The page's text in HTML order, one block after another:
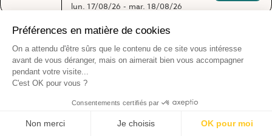
lun. 17/08/26 - mar. 18/08/26
227€
TOULOUSE
ZENITUDE HOTEL-RESIDENCES
PARCS DE L'ESCALE
8 rue de Caulet
ven. 21/08/26
227€
CENTRE D'AFFAIRE LES MELIADES